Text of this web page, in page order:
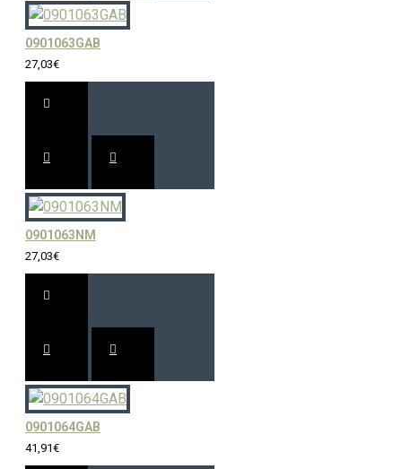
0901063GAB
27,03€
0901063NM
27,03€
0901064GAB
41,91€